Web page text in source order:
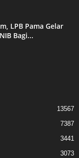
LPB Pama Gelar
Bagi...
13567
7387
3441
3073